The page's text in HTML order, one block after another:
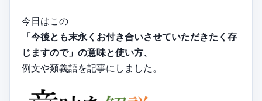
今日はこの
「今後とも末永くお付き合いさせていただきたく存
じますので」の意味と使い方、
例文や類義語を記事にしました。